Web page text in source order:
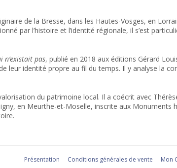
de la Bresse, dans les Hautes-Vosges, en
par l’histoire et l’identité régionale, il s’est
pas, publié en 2018 aux éditions Gérard
leur identité propre au fil du temps. Il y analyse la
du patrimoine local. Il a coécrit avec
en Meurthe-et-Moselle, inscrite aux Monuments
Présentation Conditions générales de vente Mon